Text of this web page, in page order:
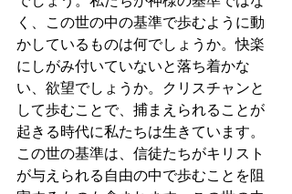
く、この世の中の基準で歩むように動
かしているものは何でしょうか。快楽
にしがみ付いていないと落ち着かな
い、欲望でしょうか。クリスチャンと
して歩むことで、捕まえられることが
起きる時代に私たちは生きています。
この世の基準は、信徒たちがキリスト
が与えられる自由の中で歩むことを阻